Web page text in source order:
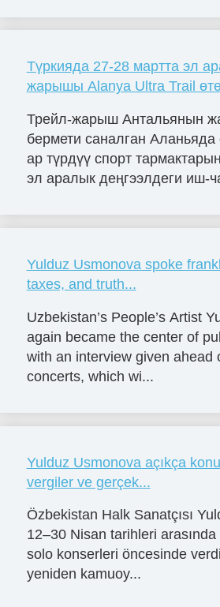
Түркияда 27-28 мартта эл
жарышы Alanya Ultra Trail
Трейл-жарыш Антальянын
бермети саналган Аланьяда
ар түрдүү спорт
эл аралык деңгээлдеги иш-
Yulduz Usmonova spoke
taxes, and truth...
Uzbekistan’s People’s Artist
again became the center of
with an interview given ahead
concerts, which wi...
Yulduz Usmonova açıkça
vergiler ve gerçek...
Özbekistan Halk Sanatçısı
12–30 Nisan tarihleri
solo konserleri öncesinde
yeniden kamuoy...